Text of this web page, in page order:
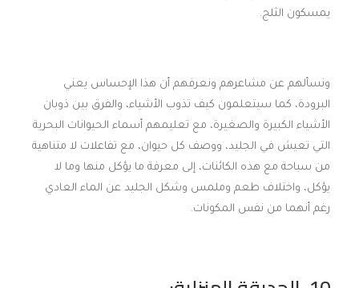
يمسكون الثلج.
ونسألهم عن مشاعرهم ونعرفهم أن هذا الإحساس يعني
البرودة، كما سيتعلمون كيف تذوب الأشياء، والفرق بين ذوبان
الأشياء الكبيرة والصغيرة، مع تعليمهم أسماء الحيوانات البحرية
التي تعيش في الجليد، ووصف كل حيوان، مع تفاعلات لا متناهية
من سباحة مع هذه الكائنات، إلى معرفة ما يؤكل منها وما لا
يؤكل، واختلاف طعم وملمس وشكل الجليد عن الماء العادي
رغم أنهما من نفس المكونات.